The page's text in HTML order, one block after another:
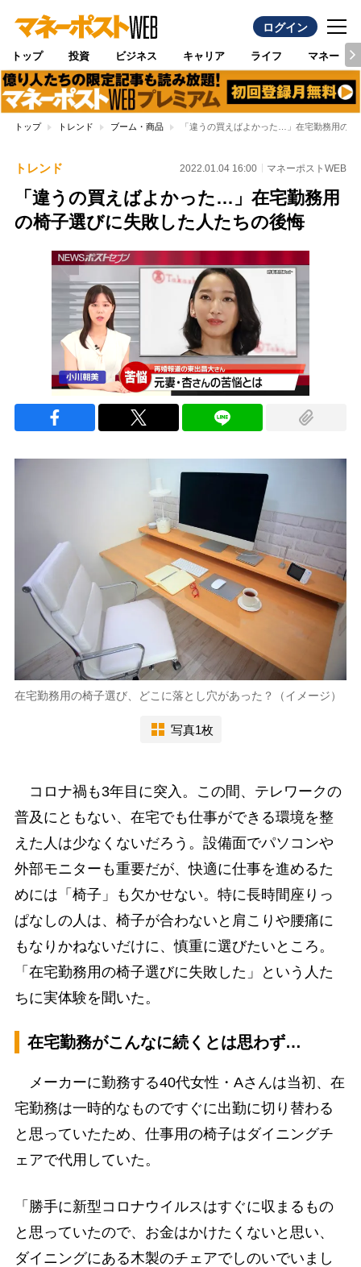
ログイン
トップ 投資 ビジネス キャリア ライフ マネー
トップ トレンド ブーム・商品 「違うの買えばよかった…」在宅勤務用の
トレンド 2022.01.04 16:00 マネーポストWEB
「違うの買えばよかった…」在宅勤務用
の椅子選びに失敗した人たちの後悔
在宅勤務用の椅子選び、どこに落とし穴があった？（イメージ）
写真1枚
コロナ禍も3年目に突入。この間、テレワークの
普及にともない、在宅でも仕事ができる環境を整
えた人は少なくないだろう。設備面でパソコンや
外部モニターも重要だが、快適に仕事を進めるた
めには「椅子」も欠かせない。特に長時間座りっ
ぱなしの人は、椅子が合わないと肩こりや腰痛に
もなりかねないだけに、慎重に選びたいところ。
「在宅勤務用の椅子選びに失敗した」という人た
ちに実体験を聞いた。
在宅勤務がこんなに続くとは思わず…
メーカーに勤務する40代女性・Aさんは当初、在
宅勤務は一時的なものですぐに出勤に切り替わる
と思っていたため、仕事用の椅子はダイニングチ
ェアで代用していた。
「勝手に新型コロナウイルスはすぐに収まるもの
と思っていたので、お金はかけたくないと思い、
ダイニングにある木製のチェアでしのいでいまし